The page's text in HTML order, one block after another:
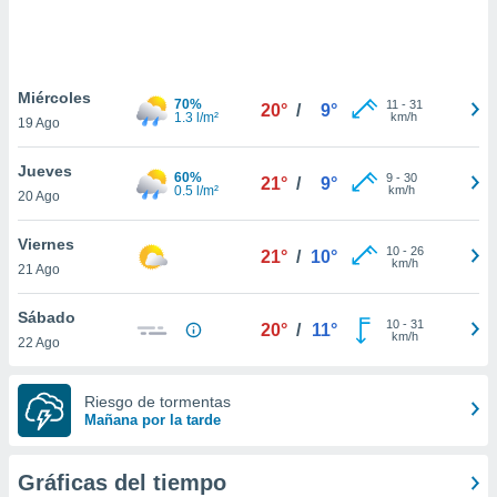
únicos
similares
como
sitio
de
posible
traten tus
en
Para
su
Miércoles
19 Ago
70%
1.3 l/m²
20° / 9° 11 - 31
km/h
Jueves
20 Ago
60%
0.5 l/m²
21° / 9° 9- 30
km/h
Viernes
21 Ago
21° / 10° 10- 26
km/h
Sábado
22 Ago
20° / 11° 10- 31
km/h
Riesgo de tormentas
Mañana por la tarde
Gráficas del tiempo